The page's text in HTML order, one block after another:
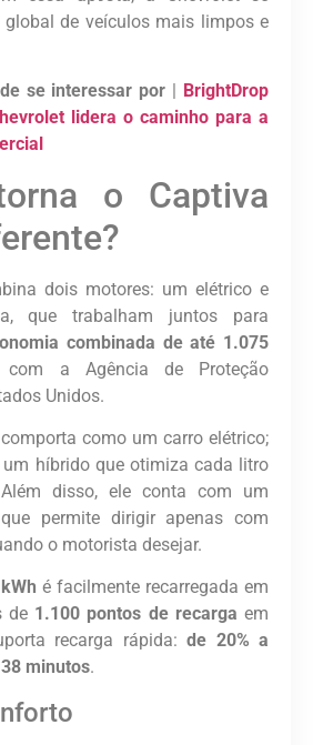
de veículos mais limpos e
se interessar por
BrightDrop
lidera o caminho para a
o Captiva
dois motores: um elétrico e
que trabalham juntos para
combinada de até 1.075
a Agência de Proteção
Unidos.
como um carro elétrico;
um híbrido que otimiza cada litro
disso, ele conta com um
permite dirigir apenas com
o motorista desejar.
é facilmente recarregada em
de 1.100 pontos de recarga em
recarga rápida:de 20% a
minutos.